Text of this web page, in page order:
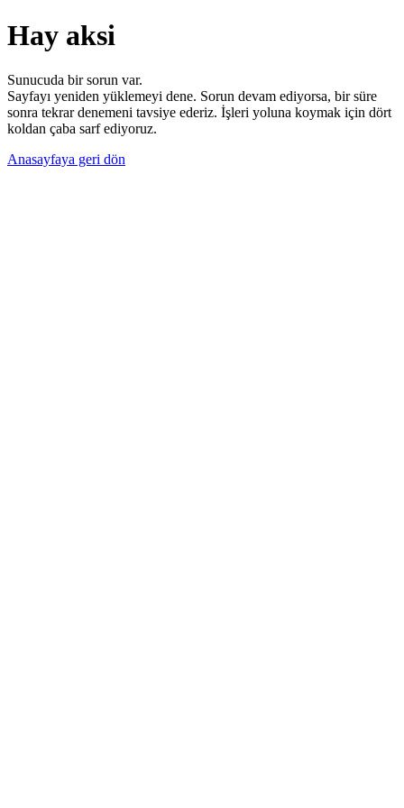
Hay aksi
Sunucuda bir sorun var.
Sayfayı yeniden yüklemeyi dene. Sorun devam ediyorsa, bir süre
sonra tekrar denemeni tavsiye ederiz. İşleri yoluna koymak için dört
koldan çaba sarf ediyoruz.
Anasayfaya geri dön